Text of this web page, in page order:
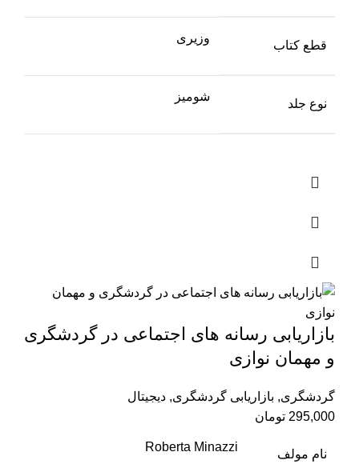
قطع کتاب
وزیری
نوع جلد
شومیز
بازاریابی رسانه های اجتماعی در گردشگری
و مهمان نوازی
گردشگری, بازاریابی گردشگری, دیجیتال
295,000 تومان
نام مولف
Roberta Minazzi